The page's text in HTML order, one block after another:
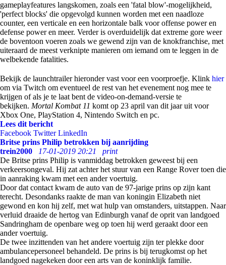
gameplayfeatures langskomen, zoals een 'fatal blow'-mogelijkheid,
'perfect blocks' die opgevolgd kunnen worden met een naadloze
counter, een verticale en een horizontale balk voor offense power en
defense power en meer. Verder is overduidelijk dat extreme gore weer
de boventoon voeren zoals we gewend zijn van de knokfranchise, met
uiteraard de meest verknipte manieren om iemand om te leggen in de
welbekende fatalities.
Bekijk de launchtrailer hieronder vast voor een voorproefje. Klink hier
om via Twitch om eventueel de rest van het evenement nog mee te
krijgen of als je te laat bent de video-on-demand-versie te
bekijken. Mortal Kombat 11 komt op 23 april van dit jaar uit voor
Xbox One, PlayStation 4, Nintendo Switch en pc.
Lees dit bericht
Facebook Twitter LinkedIn
Britse prins Philip betrokken bij aanrijding
trein2000
17-01-2019 20:21
print
De Britse prins Philip is vanmiddag betrokken geweest bij een
verkeersongeval. Hij zat achter het stuur van een Range Rover toen die
in aanraking kwam met een ander voertuig.
Door dat contact kwam de auto van de 97-jarige prins op zijn kant
terecht. Desondanks raakte de man van koningin Elizabeth niet
gewond en kon hij zelf, met wat hulp van omstanders, uitstappen. Naar
verluid draaide de hertog van Edinburgh vanaf de oprit van landgoed
Sandringham de openbare weg op toen hij werd geraakt door een
ander voertuig.
De twee inzittenden van het andere voertuig zijn ter plekke door
ambulancepersoneel behandeld. De prins is bij terugkomst op het
landgoed nagekeken door een arts van de koninklijk familie.